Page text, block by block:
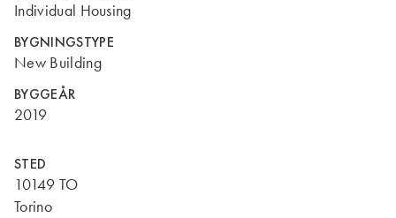
Individual Housing
BYGNINGSTYPE
New Building
BYGGEÅR
2019
STED
10149 TO
Torino